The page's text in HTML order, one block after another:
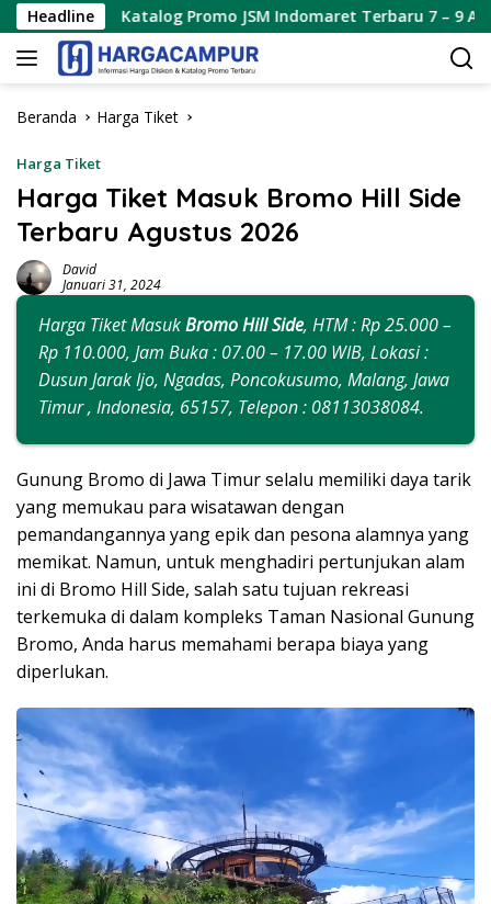
Langsung
ke
konten
Headline
Katalog Promo JSM Indomaret Terbaru 7 – 9 Agustus 2026
Beranda Harga Tiket
Harga Tiket
Harga Tiket Masuk Bromo Hill Side
Terbaru Agustus 2026
David
Januari 31, 2024
Harga Tiket MasukBromo Hill Side, HTM : Rp 25.000 –
Rp 110.000, Jam Buka : 07.00 – 17.00 WIB, Lokasi :
Dusun Jarak Ijo, Ngadas, Poncokusumo, Malang, Jawa
Timur , Indonesia, 65157, Telepon : 08113038084.
Gunung Bromo di Jawa Timur selalu memiliki daya tarik
yang memukau para wisatawan dengan
pemandangannya yang epik dan pesona alamnya yang
memikat. Namun, untuk menghadiri pertunjukan alam
ini di Bromo Hill Side, salah satu tujuan rekreasi
terkemuka di dalam kompleks Taman Nasional Gunung
Bromo, Anda harus memahami berapa biaya yang
diperlukan.